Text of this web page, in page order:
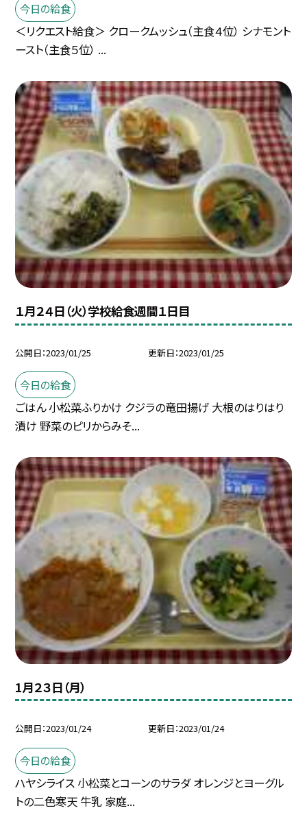
今日の給食
＜リクエスト給食＞ クロークムッシュ（主食４位） シナモント
ースト（主食５位） ...
１月２４日（火）学校給食週間１日目
公開日 2023/01/25 更新日 2023/01/25
今日の給食
ごはん 小松菜ふりかけ クジラの竜田揚げ 大根のはりはり
漬け 野菜のピリからみそ...
1月２３日（月）
公開日 2023/01/24 更新日 2023/01/24
今日の給食
ハヤシライス 小松菜とコーンのサラダ オレンジとヨーグル
トの二色寒天 牛乳 家庭...